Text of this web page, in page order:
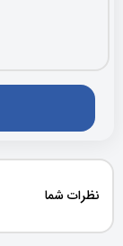
نظرات شما